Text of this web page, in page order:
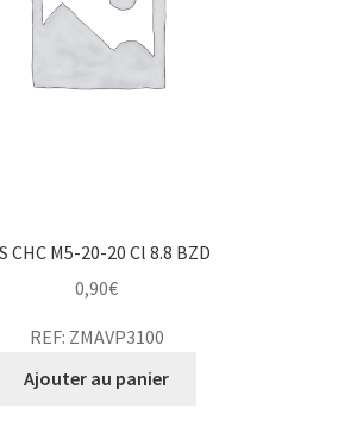
CHC M5-20-20 Cl 8.8 BZD
0,90€
REF: ZMAVP3100
Ajouter au panier